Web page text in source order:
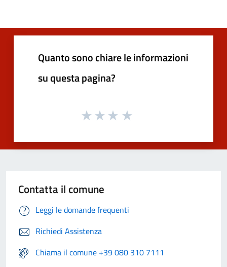
Quanto sono chiare le informazioni
su questa pagina?
Contatta il comune
Leggi le domande frequenti
Richiedi Assistenza
Chiama il comune +39 080 310 7111